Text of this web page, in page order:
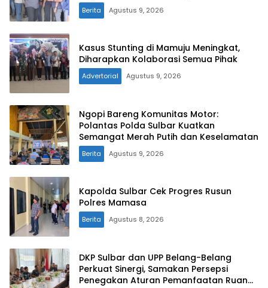
Berita Agustus 9, 2026
Kasus Stunting di Mamuju Meningkat,
Diharapkan Kolaborasi Semua Pihak
Advertorial Agustus 9, 2026
Ngopi Bareng Komunitas Motor:
Polantas Polda Sulbar Kuatkan
Semangat Merah Putih dan Keselamatan
Berita Agustus 9, 2026
Kapolda Sulbar Cek Progres Rusun
Berita Agustus 8, 2026
DKP Sulbar dan UPP Belang-Belang
Perkuat Sinergi, Samakan Persepsi
Penegakan Aturan Pemanfaatan Ruang